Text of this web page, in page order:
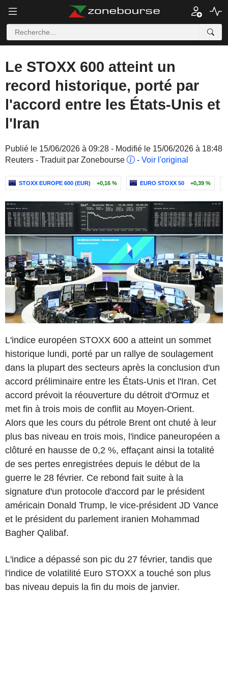
Le STOXX 600 atteint un
record historique, porté par
l'accord entre les États-Unis et
l'Iran
Publié le 15/06/2026 à 09:28 - Modifié le 15/06/2026 à 18:48
Reuters - Traduit par Zonebourse
- Voir l'original
STOXX EUROPE 600 (EUR) +0,16 % EURO STOXX 50 +0,39 %
L'indice européen STOXX 600 a atteint un sommet
historique lundi, porté par un rallye de soulagement
dans la plupart des secteurs après la conclusion d'un
accord préliminaire entre les États-Unis et l'Iran. Cet
accord prévoit la réouverture du détroit d'Ormuz et
met fin à trois mois de conflit au Moyen-Orient.
Alors que les cours du pétrole Brent ont chuté à leur
plus bas niveau en trois mois, l'indice paneuropéen a
clôturé en hausse de 0,2 %, effaçant ainsi la totalité
de ses pertes enregistrées depuis le début de la
guerre le 28 février. Ce rebond fait suite à la
signature d'un protocole d'accord par le président
américain Donald Trump, le vice-président JD Vance
et le président du parlement iranien Mohammad
Bagher Qalibaf.
L'indice a dépassé son pic du 27 février, tandis que
l'indice de volatilité Euro STOXX a touché son plus
bas niveau depuis la fin du mois de janvier.